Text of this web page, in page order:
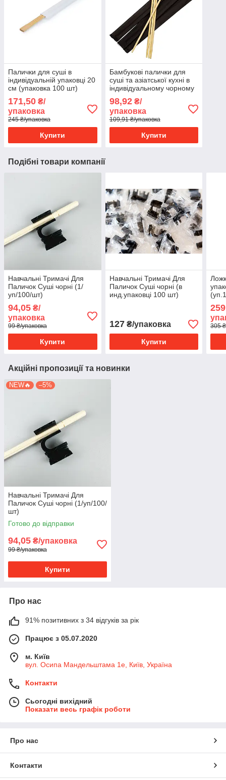
Палички для суші в
індивідуальній упаковці 20
см (упаковка 100 шт)
171,50 ₴/
упаковка
245 ₴/упаковка
Купити
Бамбукові палички для
суші та азіатської кухні в
індивідуальному чорному
шт)
98,92₴/
упаковка
109,91 ₴/упаковка
Купити
Подібні товари компанії
Навчальні Тримачі Для
Паличок Суші чорні (1/
уп/100/шт)
94,05 ₴/
упаковка
99 ₴/упаковка
Купити
Навчальні Тримачі Для
Паличок Суші чорні (в
инд.упаковці 100 шт)
127₴/упаковка
Купити
305
Акційні пропозиції та новинки
NEW🔥 –5%
Навчальні Тримачі Для
Паличок Суші чорні (1/уп/100/
шт)
Готово до відправки
94,05 ₴/упаковка
99 ₴/упаковка
Купити
Про нас
91% позитивних з 34 відгуків за рік
Працює з 05.07.2020
м. Київ
вул. Осипа Мандельштама 1е, Київ, Україна
Контакти
Сьогодні вихідний
Показати весь графік роботи
Про нас
Контакти